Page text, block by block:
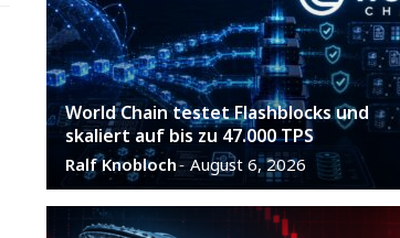
World Chain testet Flashblocks und
skaliert auf bis zu 47.000 TPS
Ralf Knobloch- August 6, 2026